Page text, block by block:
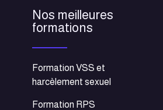
Nos meilleures
formations
Formation VSS et
harcèlement sexuel
Formation RPS